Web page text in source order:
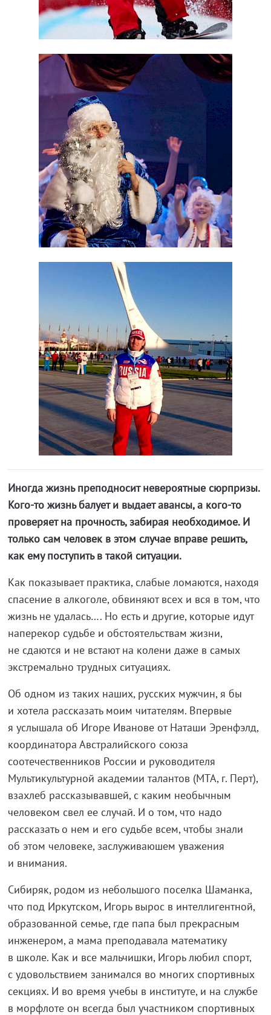
Иногда жизнь преподносит невероятные сюрпризы.
Кого-то жизнь балует и выдает авансы, а кого-то
проверяет на прочность, забирая необходимое. И
только сам человек в этом случае вправе решить,
как ему поступить в такой ситуации.
Как показывает практика, слабые ломаются, находя
спасение в алкоголе, обвиняют всех и вся в том, что
жизнь не удалась…. Но есть и другие, которые идут
наперекор судьбе и обстоятельствам жизни,
не сдаются и не встают на колени даже в самых
экстремально трудных ситуациях.
Об одном из таких наших, русских мужчин, я бы
и хотела рассказать моим читателям. Впервые
я услышала об Игоре Иванове от Наташи Эренфэлд,
координатора Австралийского союза
соотечественников России и руководителя
Мультикультурной академии талантов (МТА, г. Перт),
взахлеб рассказывавшей, с каким необычным
человеком свел ее случай. И о том, что надо
рассказать о нем и его судьбе всем, чтобы знали
об этом человеке, заслуживаюшем уважения
и внимания.
Сибиряк, родом из небольшого поселка Шаманка,
что под Иркутском, Игорь вырос в интеллигентной,
образованной семье, где папа был прекрасным
инженером, а мама преподавала математику
в школе. Как и все мальчишки, Игорь любил спорт,
с удовольствием занимался во многих спортивных
секциях. И во время учебы в институте, и на службе
в морфлоте он всегда был участником спортивных